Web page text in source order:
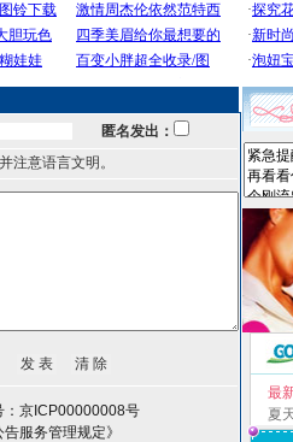
匿名发出：
注意语言文明。
：京ICP00000008号
服务管理规定》
最
夏